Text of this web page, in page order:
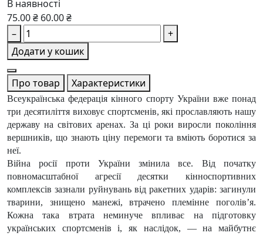
В наявності
75.00 ₴ 60.00 ₴
–
+
Додати у кошик
Про товар Характеристики
Всеукраїнська федерація кінного спорту України вже понад
три десятиліття виховує спортсменів, які прославляють нашу
державу на світових аренах. За ці роки виросли покоління
вершників, що знають ціну перемоги та вміють боротися за
неї.
Війна росії проти України змінила все. Від початку
повномасштабної агресії десятки кінноспортивних
комплексів зазнали руйнувань від ракетних ударів: загинули
тварини, знищено манежі, втрачено племінне поголів’я.
Кожна така втрата неминуче впливає на підготовку
українських спортсменів і, як наслідок, — на майбутнє